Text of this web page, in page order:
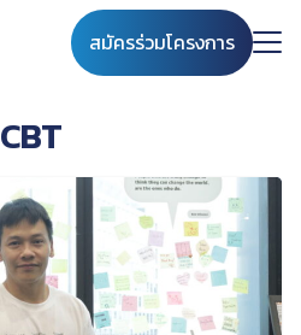
สมัครร่วมโครงการ
CBT